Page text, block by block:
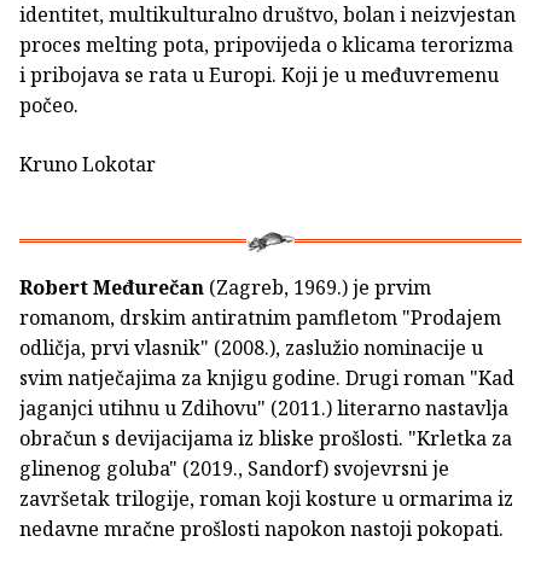
identitet, multikulturalno društvo, bolan i neizvjestan
proces melting pota, pripovijeda o klicama terorizma
i pribojava se rata u Europi. Koji je u međuvremenu
počeo.
Kruno Lokotar
Robert Međurečan (Zagreb, 1969.) je prvim
romanom, drskim antiratnim pamfletom "Prodajem
odličja, prvi vlasnik" (2008.), zaslužio nominacije u
svim natječajima za knjigu godine. Drugi roman "Kad
jaganjci utihnu u Zdihovu" (2011.) literarno nastavlja
obračun s devijacijama iz bliske prošlosti. "Krletka za
glinenog goluba" (2019., Sandorf) svojevrsni je
završetak trilogije, roman koji kosture u ormarima iz
nedavne mračne prošlosti napokon nastoji pokopati.